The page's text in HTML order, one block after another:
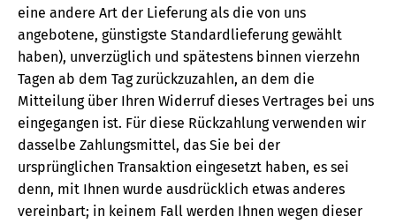
eine andere Art der Lieferung als die von uns
angebotene, günstigste Standardlieferung gewählt
haben), unverzüglich und spätestens binnen vierzehn
Tagen ab dem Tag zurückzuzahlen, an dem die
Mitteilung über Ihren Widerruf dieses Vertrages bei uns
eingegangen ist. Für diese Rückzahlung verwenden wir
dasselbe Zahlungsmittel, das Sie bei der
ursprünglichen Transaktion eingesetzt haben, es sei
denn, mit Ihnen wurde ausdrücklich etwas anderes
vereinbart; in keinem Fall werden Ihnen wegen dieser